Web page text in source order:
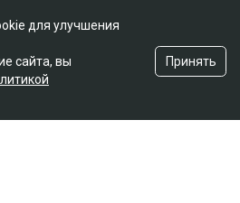
для улучшения
сайта, вы
Принять